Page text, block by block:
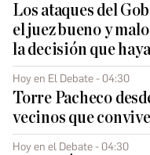
Los ataques del
el juez bueno y
la decisión que
Hoy en El Debate - 04:30
Torre Pacheco
vecinos que
Hoy en el Debate - 04:30